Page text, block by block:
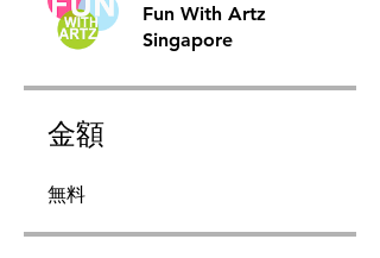
Fun With Artz
Singapore
金額
無料